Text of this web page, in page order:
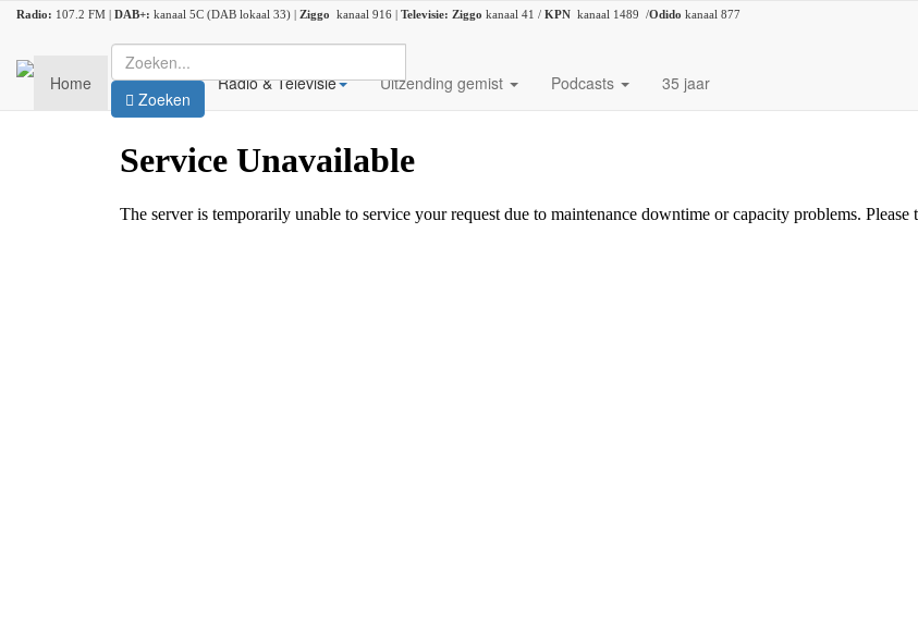
Radio: 107.2 FM | DAB+: kanaal 5C (DAB lokaal 33) | Ziggo kanaal 916 | Televisie: Ziggo kanaal 41 / KPN kanaal 1489 /Odido kanaal 877
Home Nieuws Radio & Televisie Uitzending gemist Podcasts 35 jaar
Zoeken